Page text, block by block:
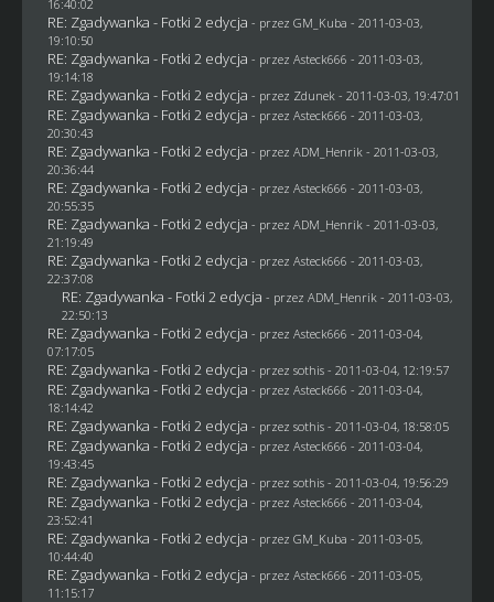
16:40:02
RE: Zgadywanka - Fotki 2 edycja - przez GM_Kuba - 2011-03-03,
19:10:50
RE: Zgadywanka - Fotki 2 edycja - przez Asteck666 - 2011-03-03,
19:14:18
RE: Zgadywanka - Fotki 2 edycja - przez Zdunek - 2011-03-03, 19:47:01
RE: Zgadywanka - Fotki 2 edycja - przez Asteck666 - 2011-03-03,
20:30:43
RE: Zgadywanka - Fotki 2 edycja - przez ADM_Henrik - 2011-03-03,
20:36:44
RE: Zgadywanka - Fotki 2 edycja - przez Asteck666 - 2011-03-03,
20:55:35
RE: Zgadywanka - Fotki 2 edycja - przez ADM_Henrik - 2011-03-03,
21:19:49
RE: Zgadywanka - Fotki 2 edycja - przez Asteck666 - 2011-03-03,
22:37:08
RE: Zgadywanka - Fotki 2 edycja - przez ADM_Henrik - 2011-03-03,
22:50:13
RE: Zgadywanka - Fotki 2 edycja - przez Asteck666 - 2011-03-04,
07:17:05
RE: Zgadywanka - Fotki 2 edycja - przez sothis- 2011-03-04, 12:19:57
RE: Zgadywanka - Fotki 2 edycja - przez Asteck666 - 2011-03-04,
18:14:42
RE: Zgadywanka - Fotki 2 edycja - przez sothis- 2011-03-04, 18:58:05
RE: Zgadywanka - Fotki 2 edycja - przez Asteck666 - 2011-03-04,
19:43:45
RE: Zgadywanka - Fotki 2 edycja - przez sothis- 2011-03-04, 19:56:29
RE: Zgadywanka - Fotki 2 edycja - przez Asteck666 - 2011-03-04,
23:52:41
RE: Zgadywanka - Fotki 2 edycja - przez GM_Kuba - 2011-03-05,
10:44:40
RE: Zgadywanka - Fotki 2 edycja - przez Asteck666 - 2011-03-05,
11:15:17